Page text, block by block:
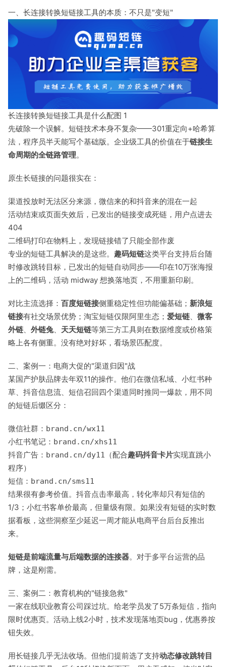
一、长连接转换短链接工具的本质：不只是"变短"
长连接转换短链接工具是什么配图 1
先破除一个误解。短链技术本身不复杂——301重定向+哈希算
法，程序员半天能写个基础版。企业级工具的价值在于链接生
命周期的全链路管理。
原生长链接的问题很实在：
渠道投放时无法区分来源，微信来的和抖音来的混在一起
活动结束或页面失效后，已发出的链接变成死链，用户点进去
404
二维码打印在物料上，发现链接错了只能全部作废
专业的短链工具解决的是这些。 趣码短链这类平台支持后台随
时修改跳转目标，已发出的短链自动同步——印在10万张海报
上的二维码，活动 midway 想换落地页，不用重新印刷。
对比主流选择： 百度短链接侧重稳定性但功能偏基础； 新浪短
链接有社交场景优势；淘宝短链仅限阿里生态； 爱短链、 微客
外链、 外链兔、 天天短链等第三方工具则在数据维度或价格策
略上各有侧重。没有绝对好坏，看场景匹配度。
二、案例一：电商大促的"渠道归因"战
某国产护肤品牌去年双11的操作。他们在微信私域、小红书种
草、抖音信息流、短信召回四个渠道同时推同一爆款，用不同
的短链后缀区分：
微信社群： brand.cn/wx11
小红书笔记： brand.cn/xhs11
抖音广告： brand.cn/dy11 （配合趣码抖音卡片实现直跳小
程序）
短信： brand.cn/sms11
结果很有参考价值。抖音点击率最高，转化率却只有短信的
1/3；小红书客单价最高，但量级有限。如果没有短链的实时数
据看板，这些洞察至少延迟一周才能从电商平台后台反推出
来。
短链是前端流量与后端数据的连接器。对于多平台运营的品
牌，这是刚需。
三、案例二：教育机构的"链接急救"
一家在线职业教育公司踩过坑。给老学员发了5万条短信，指向
限时优惠页。活动上线2小时，技术发现落地页bug，优惠券按
钮失效。
用长链接几乎无法收场。但他们提前选了支持动态修改跳转目